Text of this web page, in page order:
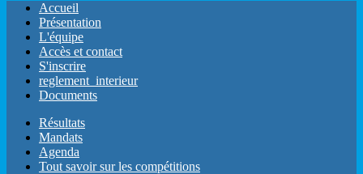
Accueil
Présentation
L'équipe
Accès et contact
S'inscrire
reglement_interieur
Documents
Résultats
Mandats
Agenda
Tout savoir sur les compétitions